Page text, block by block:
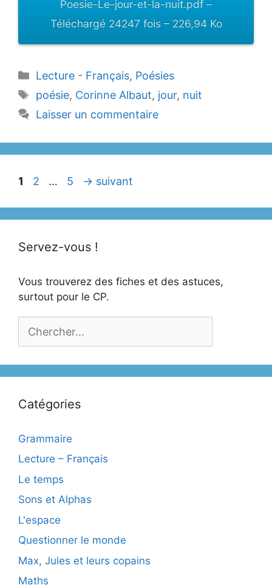
Poesie-Le-jour-et-la-nuit.pdf –
Téléchargé 24247 fois – 226,94 Ko
Catégories
Lecture - Français, Poésies
Étiquettes
poésie, Corinne Albaut, jour, nuit
Laisser un commentaire
Page
1 Page
2 … Page
5 → suivant
Servez-vous !
Vous trouverez des fiches et des astuces,
surtout pour le CP.
Catégories
Grammaire
Lecture – Français
Le temps
Sons et Alphas
L'espace
Questionner le monde
Max, Jules et leurs copains
Maths